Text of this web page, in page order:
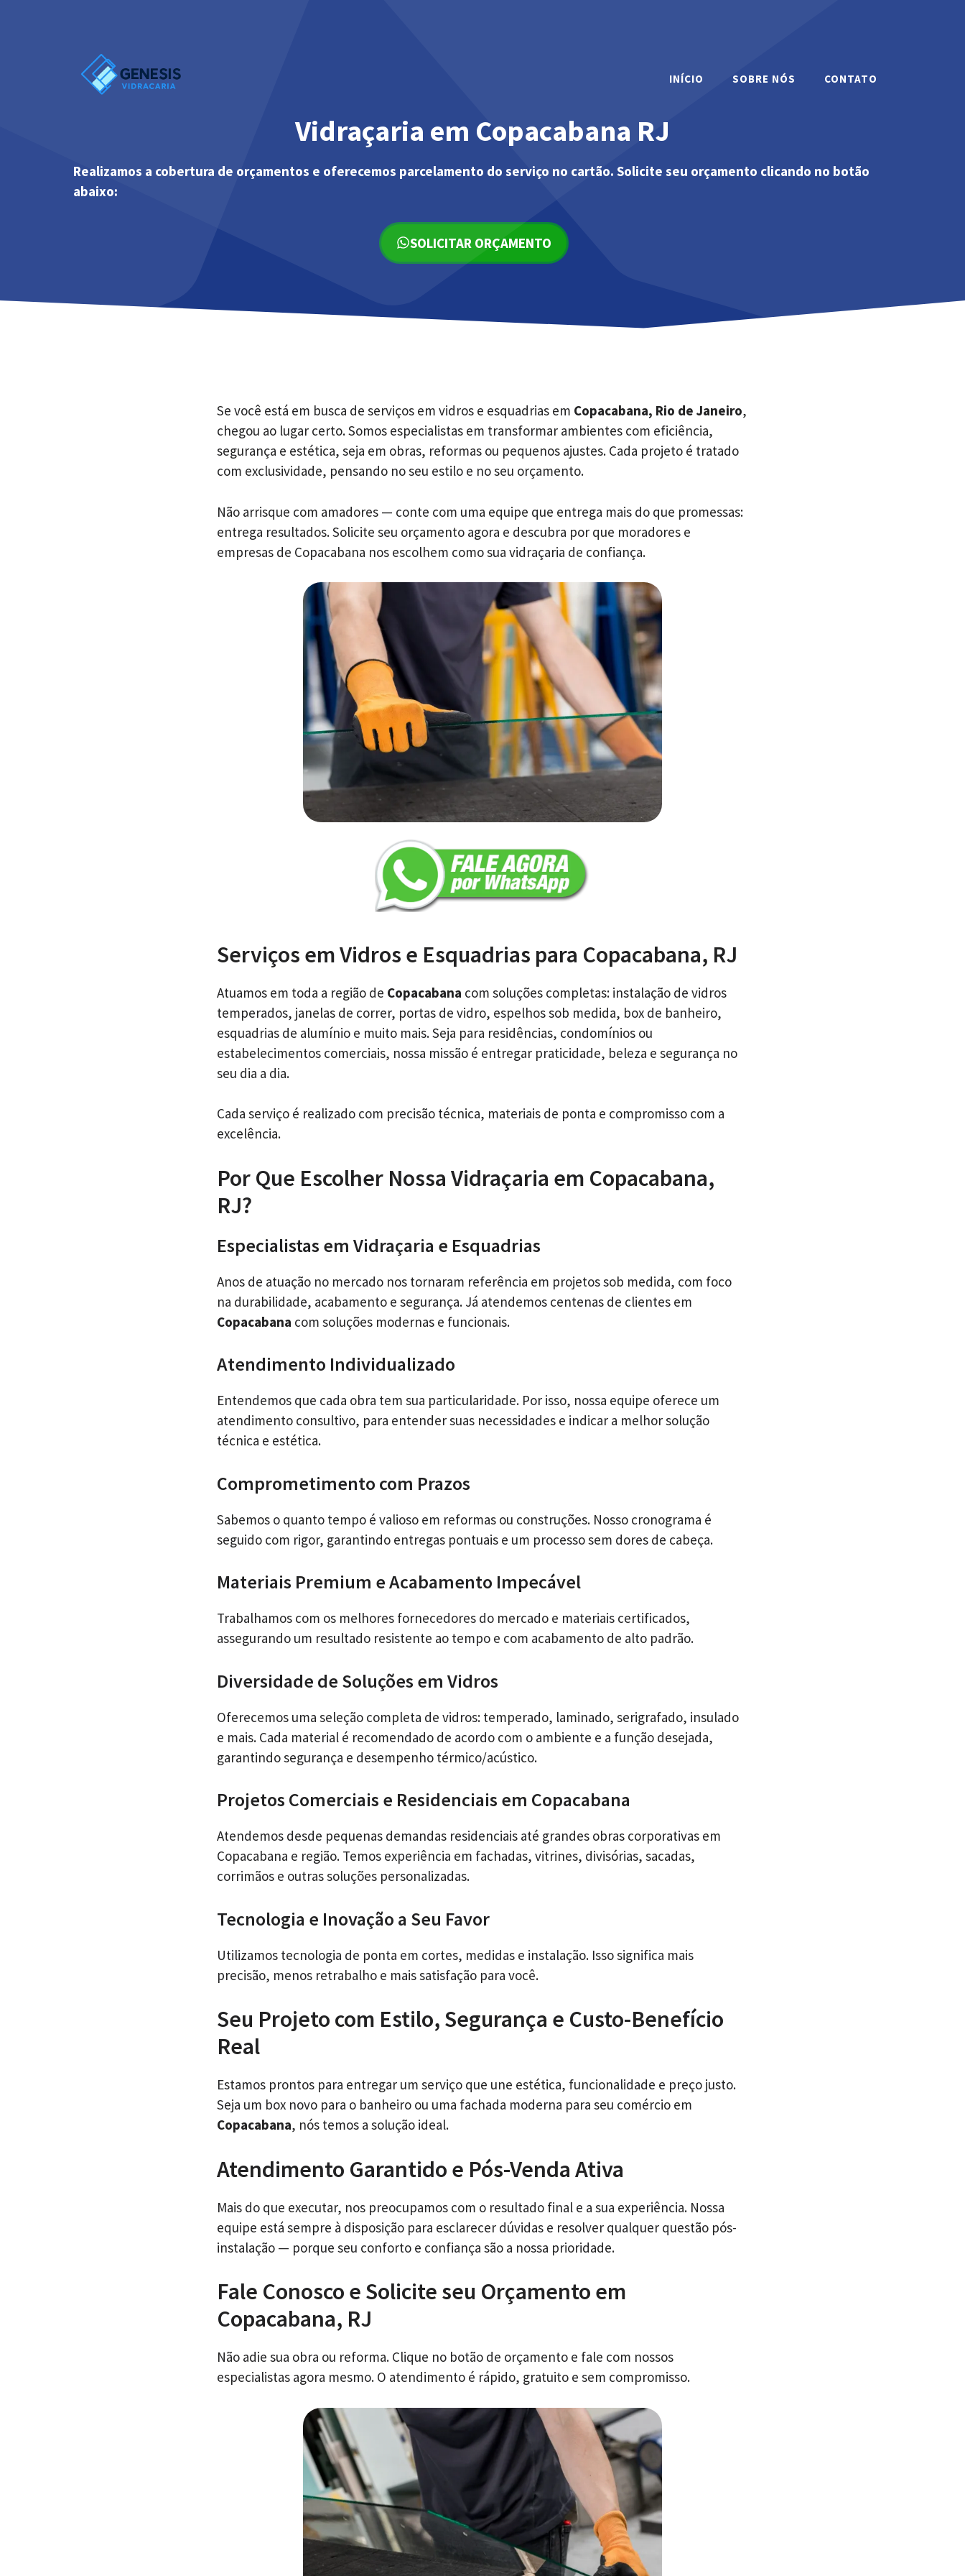
INÍCIO SOBRE NÓS CONTATO
Vidraçaria em Copacabana RJ
Realizamos a cobertura de orçamentos e oferecemos parcelamento do serviço no cartão. Solicite seu orçamento clicando no botão
abaixo:
SOLICITAR ORÇAMENTO
Se você está em busca de serviços em vidros e esquadrias em Copacabana, Rio de Janeiro,
chegou ao lugar certo. Somos especialistas em transformar ambientes com eficiência,
segurança e estética, seja em obras, reformas ou pequenos ajustes. Cada projeto é tratado
com exclusividade, pensando no seu estilo e no seu orçamento.
Não arrisque com amadores — conte com uma equipe que entrega mais do que promessas:
entrega resultados. Solicite seu orçamento agora e descubra por que moradores e
empresas de Copacabana nos escolhem como sua vidraçaria de confiança.
Serviços em Vidros e Esquadrias para Copacabana, RJ
Atuamos em toda a região de Copacabana com soluções completas: instalação de vidros
temperados, janelas de correr, portas de vidro, espelhos sob medida, box de banheiro,
esquadrias de alumínio e muito mais. Seja para residências, condomínios ou
estabelecimentos comerciais, nossa missão é entregar praticidade, beleza e segurança no
seu dia a dia.
Cada serviço é realizado com precisão técnica, materiais de ponta e compromisso com a
excelência.
Por Que Escolher Nossa Vidraçaria em Copacabana,
RJ?
Especialistas em Vidraçaria e Esquadrias
Anos de atuação no mercado nos tornaram referência em projetos sob medida, com foco
na durabilidade, acabamento e segurança. Já atendemos centenas de clientes em
Copacabana com soluções modernas e funcionais.
Atendimento Individualizado
Entendemos que cada obra tem sua particularidade. Por isso, nossa equipe oferece um
atendimento consultivo, para entender suas necessidades e indicar a melhor solução
técnica e estética.
Comprometimento com Prazos
Sabemos o quanto tempo é valioso em reformas ou construções. Nosso cronograma é
seguido com rigor, garantindo entregas pontuais e um processo sem dores de cabeça.
Materiais Premium e Acabamento Impecável
Trabalhamos com os melhores fornecedores do mercado e materiais certificados,
assegurando um resultado resistente ao tempo e com acabamento de alto padrão.
Diversidade de Soluções em Vidros
Oferecemos uma seleção completa de vidros: temperado, laminado, serigrafado, insulado
e mais. Cada material é recomendado de acordo com o ambiente e a função desejada,
garantindo segurança e desempenho térmico/acústico.
Projetos Comerciais e Residenciais em Copacabana
Atendemos desde pequenas demandas residenciais até grandes obras corporativas em
Copacabana e região. Temos experiência em fachadas, vitrines, divisórias, sacadas,
corrimãos e outras soluções personalizadas.
Tecnologia e Inovação a Seu Favor
Utilizamos tecnologia de ponta em cortes, medidas e instalação. Isso significa mais
precisão, menos retrabalho e mais satisfação para você.
Seu Projeto com Estilo, Segurança e Custo-Benefício
Real
Estamos prontos para entregar um serviço que une estética, funcionalidade e preço justo.
Seja um box novo para o banheiro ou uma fachada moderna para seu comércio em
Copacabana, nós temos a solução ideal.
Atendimento Garantido e Pós-Venda Ativa
Mais do que executar, nos preocupamos com o resultado final e a sua experiência. Nossa
equipe está sempre à disposição para esclarecer dúvidas e resolver qualquer questão pós-
instalação — porque seu conforto e confiança são a nossa prioridade.
Fale Conosco e Solicite seu Orçamento em
Copacabana, RJ
Não adie sua obra ou reforma. Clique no botão de orçamento e fale com nossos
especialistas agora mesmo. O atendimento é rápido, gratuito e sem compromisso.